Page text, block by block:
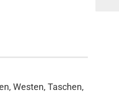
Westen, Taschen,